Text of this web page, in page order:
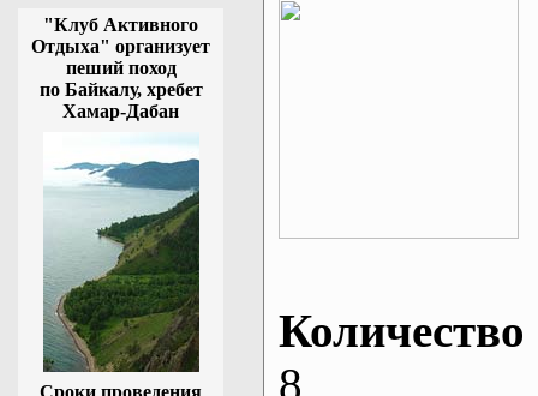
"Клуб Активного
Отдыха" организует
пеший поход
по Байкалу, хребет
Хамар-Дабан
Сроки проведения
Количество
8